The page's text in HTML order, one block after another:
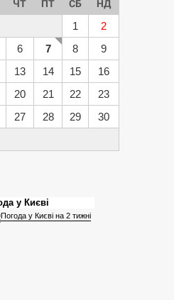
ЧТ ПТ СБ НД
1
2
6 7 8
9
13 14 15
16
20 21 22
23
27 28 29
30